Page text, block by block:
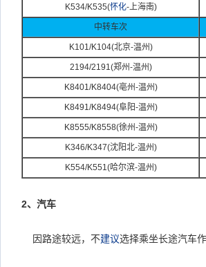
K534/K535(怀化-上海南)
中转车次
K101/K104(北京-温州)
2194/2191(郑州-温州)
K8401/K8404(亳州-温州)
K8491/K8494(阜阳-温州)
K8555/K8558(徐州-温州)
K346/K347(沈阳北-温州)
K554/K551(哈尔滨-温州)
2、汽车
因路途较远，不建议选择乘坐长途汽车